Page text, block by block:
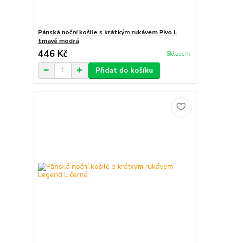
Pánská noční košile s krátkým rukávem Pivo L
tmavě modrá
446 Kč Skladem
Přidat do košíku